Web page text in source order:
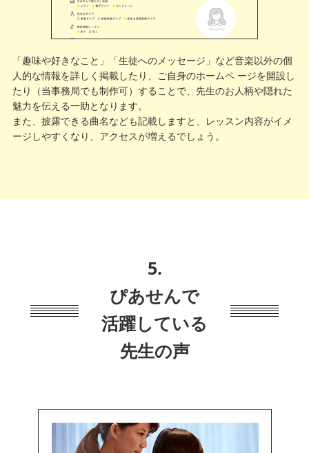
「趣味や好きなこと」「生徒へのメッセージ」など音楽以外の個
人的な情報を詳しく掲載したり、ご自身のホームペ ージを開設し
たり（当事務局でも制作可）することで、先生のお人柄や隠れた
魅力を伝える一助となります。
また、披露できる曲名なども記載しますと、レッスン内容がイメ
ージしやすくなり、アクセスが増えるでしょう。
5.
ぴあせんで
活躍している
先生の声